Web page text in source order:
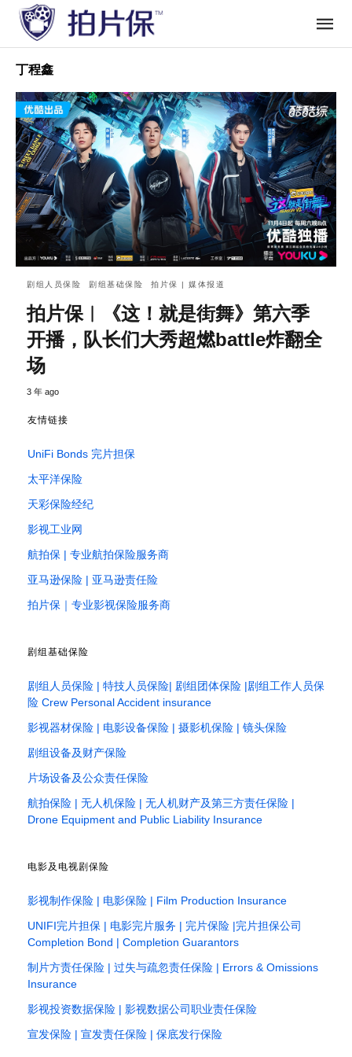
丁程鑫
剧组人员保险 剧组基础保险 拍片保 | 媒体报道
拍片保︱《这！就是街舞》第六季
开播，队长们大秀超燃battle炸翻全
场
3 年 ago
友情链接
UniFi Bonds 完片担保
太平洋保险
天彩保险经纪
影视工业网
航拍保 | 专业航拍保险服务商
亚马逊保险 | 亚马逊责任险
拍片保｜专业影视保险服务商
剧组基础保险
剧组人员保险 | 特技人员保险| 剧组团体保险 |剧组工作人员保
险 Crew Personal Accident insurance
影视器材保险 | 电影设备保险 | 摄影机保险 | 镜头保险
剧组设备及财产保险
片场设备及公众责任保险
航拍保险 | 无人机保险 | 无人机财产及第三方责任保险 |
Drone Equipment and Public Liability Insurance
电影及电视剧保险
影视制作保险 | 电影保险 | Film Production Insurance
UNIFI完片担保 | 电影完片服务 | 完片保险 |完片担保公司
Completion Bond | Completion Guarantors
制片方责任保险 | 过失与疏忽责任保险 | Errors & Omissions
Insurance
影视投资数据保险 | 影视数据公司职业责任保险
宣发保险 | 宣发责任保险 | 保底发行保险